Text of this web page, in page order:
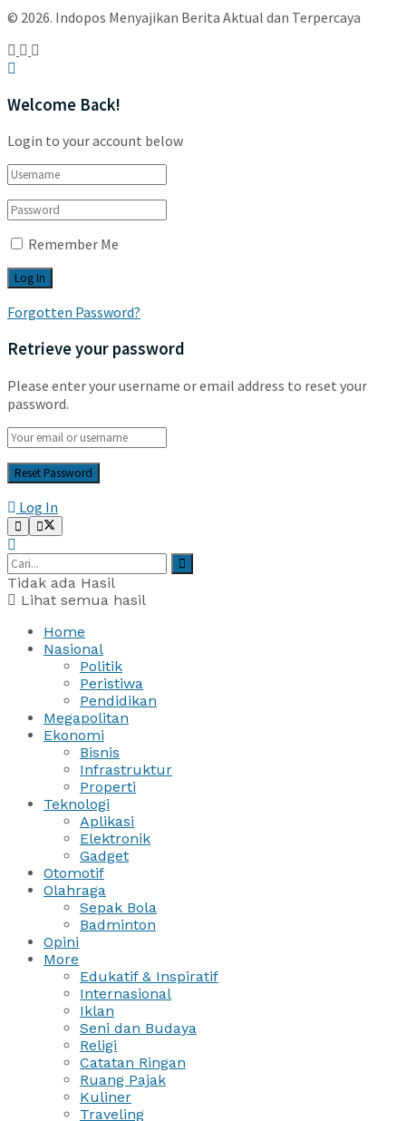
© 2026. Indopos Menyajikan Berita Aktual dan Terpercaya
Welcome Back!
Login to your account below
Remember Me
Forgotten Password?
Retrieve your password
Please enter your username or email address to reset your
password.
Log In
Tidak ada Hasil
Lihat semua hasil
Home
Nasional
Politik
Peristiwa
Pendidikan
Megapolitan
Ekonomi
Bisnis
Infrastruktur
Properti
Teknologi
Aplikasi
Elektronik
Gadget
Otomotif
Olahraga
Sepak Bola
Badminton
Opini
More
Edukatif & Inspiratif
Internasional
Iklan
Seni dan Budaya
Religi
Catatan Ringan
Ruang Pajak
Kuliner
Traveling